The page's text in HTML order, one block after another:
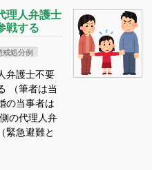
理人弁護士
戦する
戒処分例
弁護士不要
（筆者は当
の当事者は
の代理人弁
緊急避難と